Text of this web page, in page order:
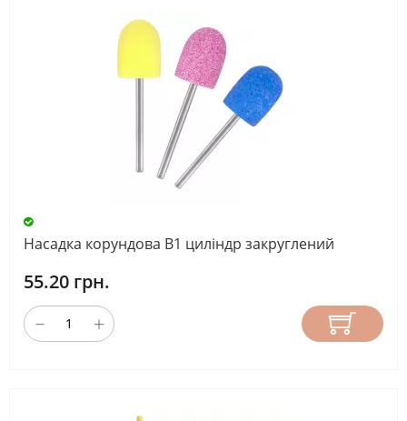
Насадка корундова B1 циліндр закруглений
55.20 грн.